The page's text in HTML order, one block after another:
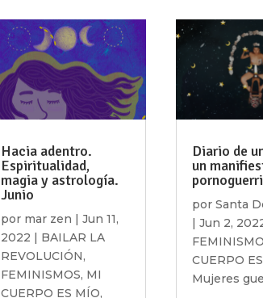
Hacia adentro.
Espiritualidad,
magia y astrología.
Junio
por mar zen |Jun 11,
2022
BAILAR LA
REVOLUCIÓN,
FEMINISMOS, MI
CUERPO ES MÍO,
Diario de
un
por Santa
Jun 2,
CUERPO
Mujeres